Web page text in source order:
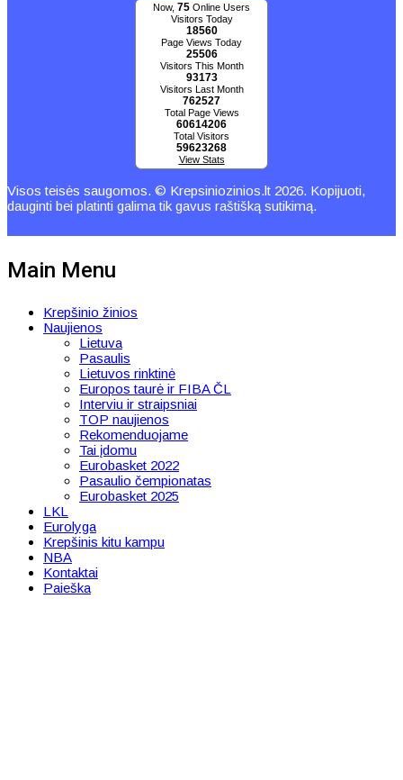
Now, 75 Online Users
Visitors Today
18560
Page Views Today
25506
Visitors This Month
93173
Visitors Last Month
762527
Total Page Views
60614206
Total Visitors
59623268
View Stats
Visos teisės saugomos. © Krepsiniozinios.lt 2026. Kopijuoti,
dauginti bei platinti galima tik gavus raštišką sutikimą.
Main Menu
Krepšinio žinios
Naujienos
Lietuva
Pasaulis
Lietuvos rinktinė
Europos taurė ir FIBA ČL
Interviu ir straipsniai
TOP naujienos
Rekomenduojame
Tai įdomu
Eurobasket 2022
Pasaulio čempionatas
Eurobasket 2025
LKL
Eurolyga
Krepšinis kitu kampu
NBA
Kontaktai
Paieška